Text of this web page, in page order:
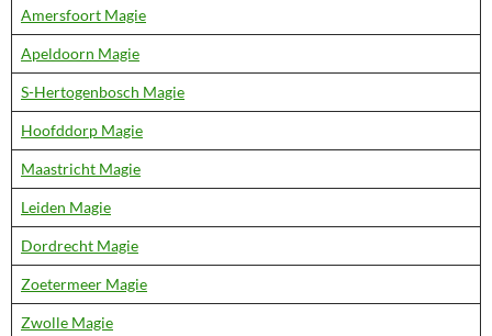
Amersfoort Magie
Apeldoorn Magie
S-Hertogenbosch Magie
Hoofddorp Magie
Maastricht Magie
Leiden Magie
Dordrecht Magie
Zoetermeer Magie
Zwolle Magie